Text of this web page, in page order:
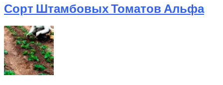
Сорт Штамбовых Томатов Альфа